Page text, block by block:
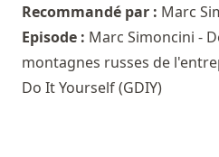
Recommandé par : Marc
Episode : Marc Simoncini -
montagnes russes de
Do It Yourself (GDIY)